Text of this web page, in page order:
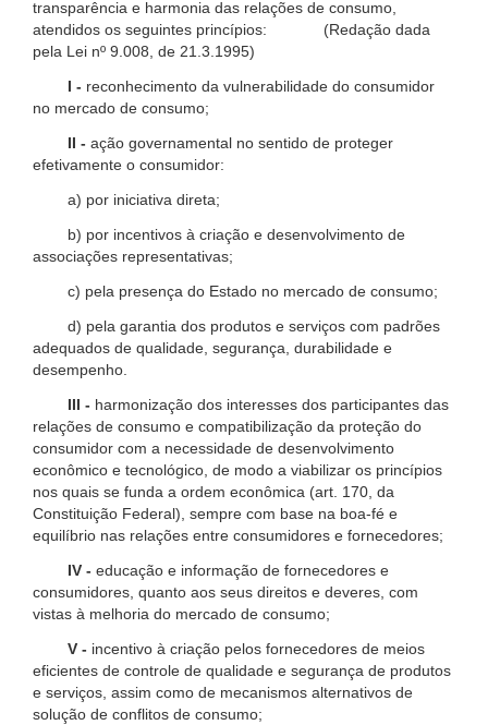
transparência e harmonia das relações de consumo,
atendidos os seguintes princípios: (Redação dada
pela Lei nº 9.008, de 21.3.1995)
I - reconhecimento da vulnerabilidade do consumidor
no mercado de consumo;
II - ação governamental no sentido de proteger
efetivamente o consumidor:
a) por iniciativa direta;
b) por incentivos à criação e desenvolvimento de
associações representativas;
c) pela presença do Estado no mercado de consumo;
d) pela garantia dos produtos e serviços com padrões
adequados de qualidade, segurança, durabilidade e
desempenho.
III - harmonização dos interesses dos participantes das
relações de consumo e compatibilização da proteção do
consumidor com a necessidade de desenvolvimento
econômico e tecnológico, de modo a viabilizar os princípios
nos quais se funda a ordem econômica (art. 170, da
Constituição Federal), sempre com base na boa-fé e
equilíbrio nas relações entre consumidores e fornecedores;
IV - educação e informação de fornecedores e
consumidores, quanto aos seus direitos e deveres, com
vistas à melhoria do mercado de consumo;
V - incentivo à criação pelos fornecedores de meios
eficientes de controle de qualidade e segurança de produtos
e serviços, assim como de mecanismos alternativos de
solução de conflitos de consumo;